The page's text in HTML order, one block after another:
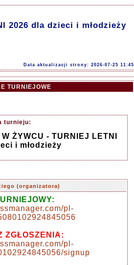
2026 dla dzieci i młodzieży
Data aktualizacji strony: 2026-07-25 11:45
TURNIEJOWE
turnieju:
ŻYWCU - TURNIEJ LETNI
i młodzieży
(organizatora)
pl-
ZGŁOSZENIA:
pl-
signup